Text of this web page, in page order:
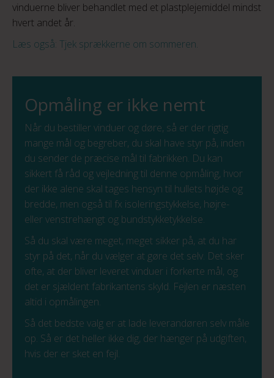
vinduerne bliver behandlet med et plastplejemiddel mindst
hvert andet år.
Læs også: Tjek sprækkerne om sommeren.
Opmåling er ikke nemt
Når du bestiller vinduer og døre, så er der rigtig
mange mål og begreber, du skal have styr på, inden
du sender de præcise mål til fabrikken. Du kan
sikkert få råd og vejledning til denne opmåling, hvor
der ikke alene skal tages hensyn til hullets højde og
bredde, men også til fx isoleringstykkelse, højre-
eller venstrehængt og bundstykketykkelse.
Så du skal være meget, meget sikker på, at du har
styr på det, når du vælger at gøre det selv. Det sker
ofte, at der bliver leveret vinduer i forkerte mål, og
det er sjældent fabrikantens skyld. Fejlen er næsten
altid i opmålingen.
Så det bedste valg er at lade leverandøren selv måle
op. Så er det heller ikke dig, der hænger på udgiften,
hvis der er sket en fejl.